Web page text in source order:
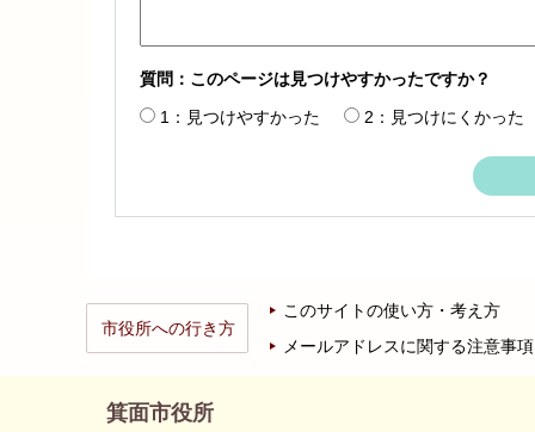
質問：このページは見つけやすかったですか？
1：見つけやすかった
2：見つけにくかった
市役所への行き方
このサイトの使い方・考え方
メールアドレスに関する注意事項
箕面市役所